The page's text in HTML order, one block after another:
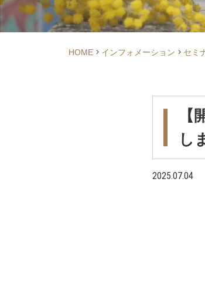
HOME インフォメーション セミ
し
2025.07.04